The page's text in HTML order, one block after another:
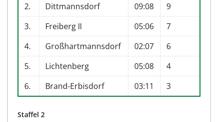
2.
Dittmannsdorf 09:08
9
3.
Freiberg II 05:06
7
4.
Großhartmannsdorf 02:07
6
5.
Lichtenberg 05:08
4
6.
Brand-Erbisdorf 03:11 3
Staffel 2